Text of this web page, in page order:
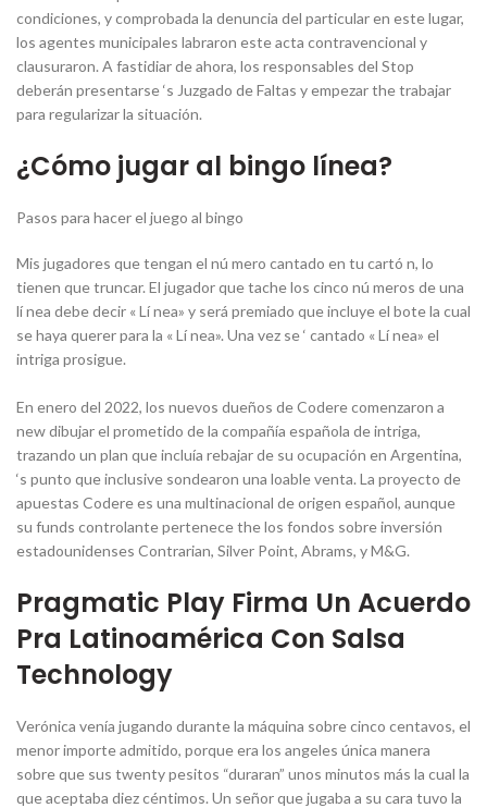
condiciones, y comprobada la denuncia del particular en este lugar,
los agentes municipales labraron este acta contravencional y
clausuraron. A fastidiar de ahora, los responsables del Stop
deberán presentarse ‘s Juzgado de Faltas y empezar the trabajar
para regularizar la situación.
¿Cómo jugar al bingo línea?
Pasos para hacer el juego al bingo
Mis jugadores que tengan el nú mero cantado en tu cartó n, lo
tienen que truncar. El jugador que tache los cinco nú meros de una
lí nea debe decir « Lí nea» y será premiado que incluye el bote la cual
se haya querer para la « Lí nea». Una vez se ‘ cantado « Lí nea» el
intriga prosigue.
En enero del 2022, los nuevos dueños de Codere comenzaron a
new dibujar el prometido de la compañía española de intriga,
trazando un plan que incluía rebajar de su ocupación en Argentina,
‘s punto que inclusive sondearon una loable venta. La proyecto de
apuestas Codere es una multinacional de origen español, aunque
su funds controlante pertenece the los fondos sobre inversión
estadounidenses Contrarian, Silver Point, Abrams, y M&G.
Pragmatic Play Firma Un Acuerdo
Pra Latinoamérica Con Salsa
Technology
Verónica venía jugando durante la máquina sobre cinco centavos, el
menor importe admitido, porque era los angeles única manera
sobre que sus twenty pesitos “duraran” unos minutos más la cual la
que aceptaba diez céntimos. Un señor que jugaba a su cara tuvo la